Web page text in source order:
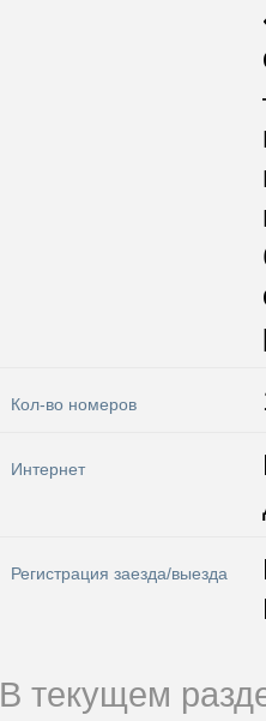
Кол-во номеров
Интернет
Регистрация заезда/выезда
В текущем